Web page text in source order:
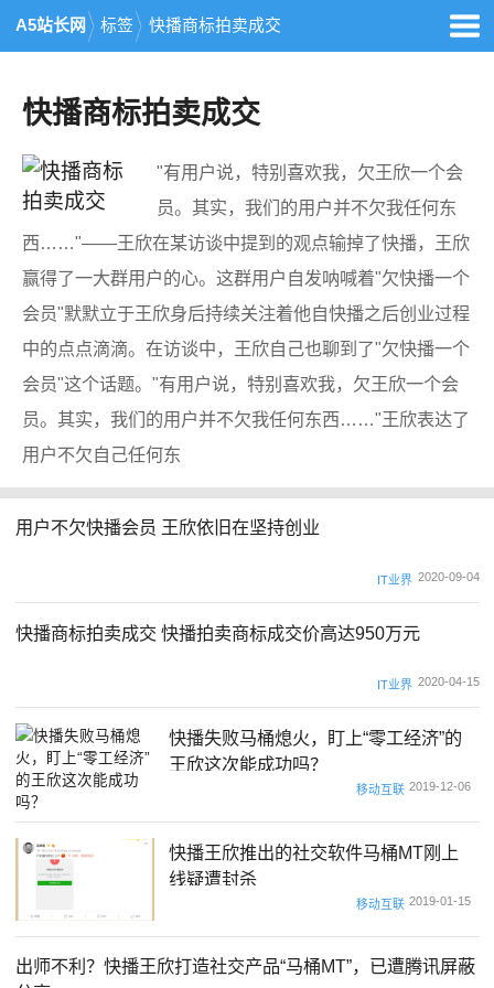
A5站长网 标签 快播商标拍卖成交
快播商标拍卖成交
"有用户说，特别喜欢我，欠王欣一个会
员。其实，我们的用户并不欠我任何东
西……"——王欣在某访谈中提到的观点输掉了快播，王欣
赢得了一大群用户的心。这群用户自发呐喊着"欠快播一个
会员"默默立于王欣身后持续关注着他自快播之后创业过程
中的点点滴滴。在访谈中，王欣自己也聊到了"欠快播一个
会员"这个话题。"有用户说，特别喜欢我，欠王欣一个会
员。其实，我们的用户并不欠我任何东西……"王欣表达了
用户不欠自己任何东
用户不欠快播会员 王欣依旧在坚持创业
IT业界 2020-09-04
快播商标拍卖成交 快播拍卖商标成交价高达950万元
IT业界 2020-04-15
快播失败马桶熄火，盯上“零工经济”的
王欣这次能成功吗？
移动互联 2019-12-06
快播王欣推出的社交软件马桶MT刚上
线疑遭封杀
移动互联 2019-01-15
出师不利？快播王欣打造社交产品“马桶MT”，已遭腾讯屏蔽